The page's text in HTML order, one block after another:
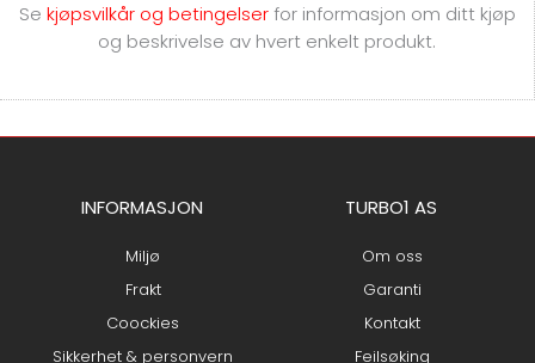
Se kjøpsvilkår og betingelserfor informasjon om ditt kjøp
og beskrivelse av hvert enkelt produkt.
INFORMASJON
Miljø
Frakt
Coockies
Sikkerhet & personvern
TURBO1 AS
Om oss
Garanti
Kontakt
Feilsøking